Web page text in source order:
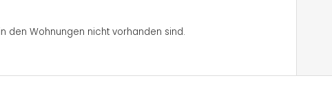
den Wohnungen nicht vorhanden sind.